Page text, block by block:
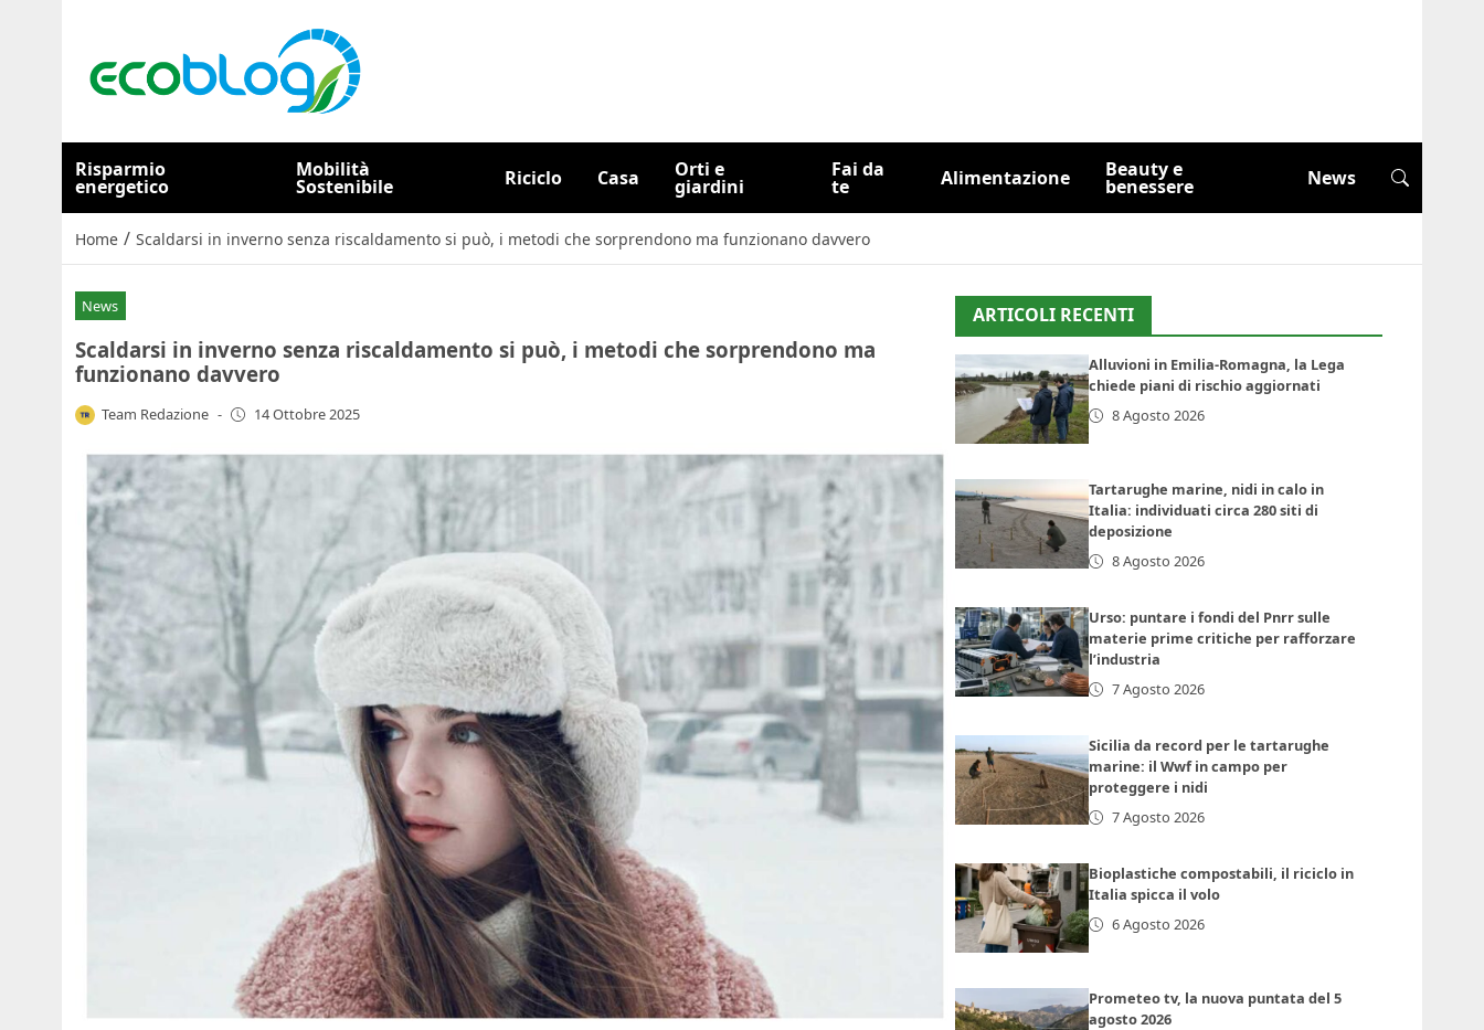
Risparmio
energetico
Mobilità
Sostenibile Riciclo Casa Orti e
giardini
Fai da
te Alimentazione Beauty e
benessere News
Home / Scaldarsi in inverno senza riscaldamento si può, i metodi che sorprendono ma funzionano davvero
News
Scaldarsi in inverno senza riscaldamento si può, i metodi che sorprendono ma
funzionano davvero
Team Redazione - 14 Ottobre 2025
ARTICOLI RECENTI
Alluvioni in Emilia-Romagna, la Lega
chiede piani di rischio aggiornati
8 Agosto 2026
Tartarughe marine, nidi in calo in
Italia: individuati circa 280 siti di
deposizione
8 Agosto 2026
Urso: puntare i fondi del Pnrr sulle
materie prime critiche per rafforzare
l’industria
7 Agosto 2026
Sicilia da record per le tartarughe
marine: il Wwf in campo per
proteggere i nidi
7 Agosto 2026
Bioplastiche compostabili, il riciclo in
Italia spicca il volo
6 Agosto 2026
Prometeo tv, la nuova puntata del 5
agosto 2026